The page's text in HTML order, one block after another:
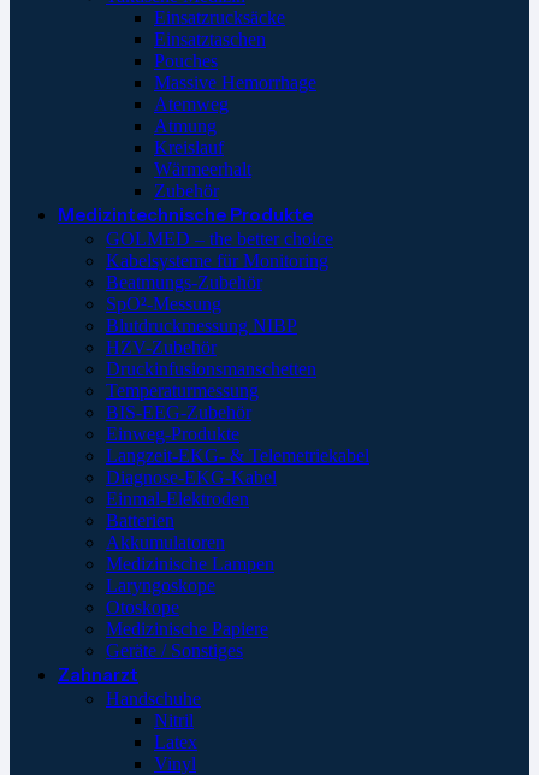
Einsatzrucksäcke
Einsatztaschen
Pouches
Massive Hemorrhage
Atemweg
Atmung
Kreislauf
Wärmeerhalt
Zubehör
Medizintechnische Produkte
GOLMED – the better choice
Kabelsysteme für Monitoring
Beatmungs-Zubehör
SpO²-Messung
Blutdruckmessung NIBP
HZV-Zubehör
Druckinfusionsmanschetten
Temperaturmessung
BIS-EEG-Zubehör
Einweg-Produkte
Langzeit-EKG- & Telemetriekabel
Diagnose-EKG-Kabel
Einmal-Elektroden
Batterien
Akkumulatoren
Medizinische Lampen
Laryngoskope
Otoskope
Medizinische Papiere
Geräte / Sonstiges
Zahnarzt
Handschuhe
Nitril
Latex
Vinyl